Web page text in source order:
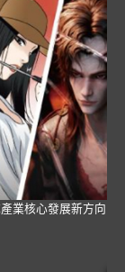
業核心發展新方向